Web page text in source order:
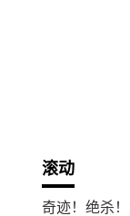
滚动
奇迹！绝杀